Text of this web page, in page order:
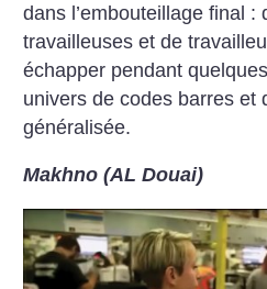
dans l’embouteillage final :
travailleuses et de
échapper pendant
univers de codes barres et
généralisée.
Makhno (AL Douai)